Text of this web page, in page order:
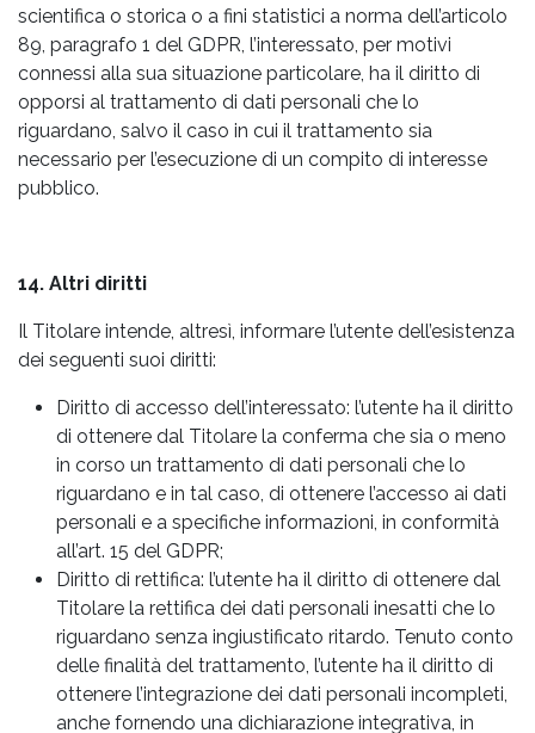
scientifica o storica o a fini statistici a norma dell’articolo
89, paragrafo 1 del GDPR, l’interessato, per motivi
connessi alla sua situazione particolare, ha il diritto di
opporsi al trattamento di dati personali che lo
riguardano, salvo il caso in cui il trattamento sia
necessario per l’esecuzione di un compito di interesse
pubblico.
14. Altri diritti
Il Titolare intende, altresì, informare l’utente dell’esistenza
dei seguenti suoi diritti:
Diritto di accesso dell’interessato: l’utente ha il diritto
di ottenere dal Titolare la conferma che sia o meno
in corso un trattamento di dati personali che lo
riguardano e in tal caso, di ottenere l’accesso ai dati
personali e a specifiche informazioni, in conformità
all’art. 15 del GDPR;
Diritto di rettifica: l’utente ha il diritto di ottenere dal
Titolare la rettifica dei dati personali inesatti che lo
riguardano senza ingiustificato ritardo. Tenuto conto
delle finalità del trattamento, l’utente ha il diritto di
ottenere l’integrazione dei dati personali incompleti,
anche fornendo una dichiarazione integrativa, in